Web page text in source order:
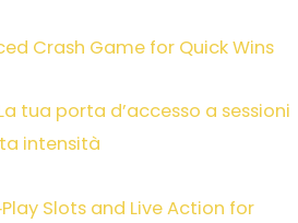
Crash Game for Quick Wins
tua porta d’accesso a sessioni
intensità
Slots and Live Action for